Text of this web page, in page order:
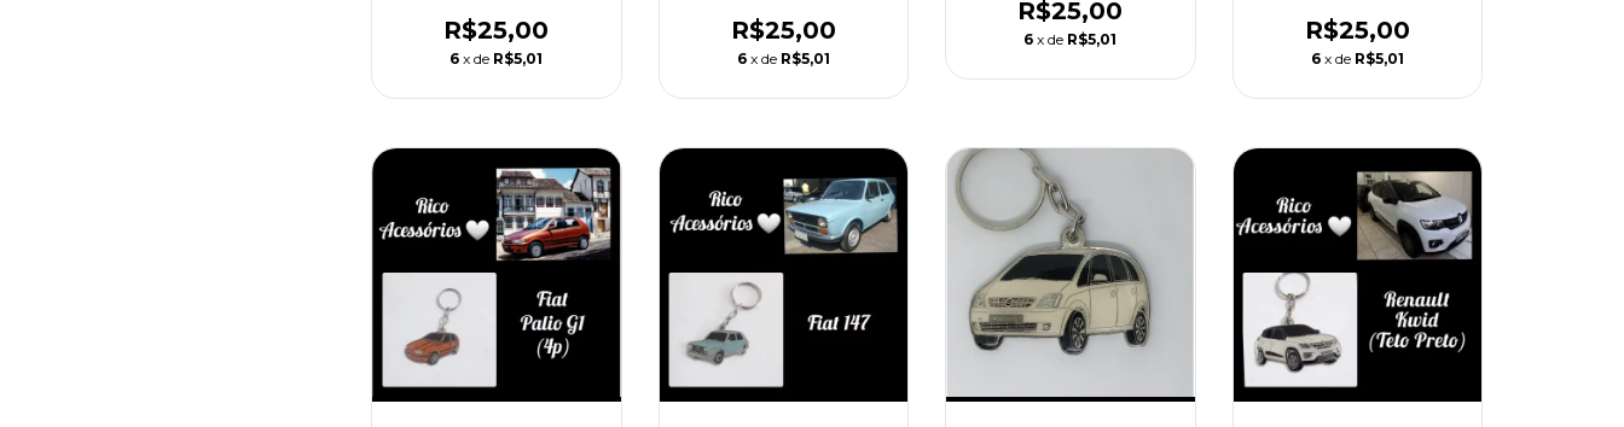
R$25,00
6 x de R$5,01
R$25,00
6 x de R$5,01
R$25,00
6 x de R$5,01 R$25,00
6 x de R$5,01